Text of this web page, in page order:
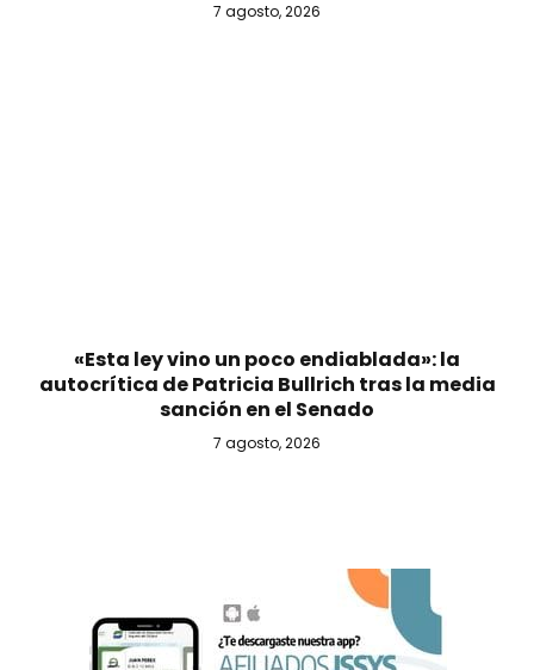
7 agosto, 2026
«Esta ley vino un poco endiablada»: la
autocrítica de Patricia Bullrich tras la media
sanción en el Senado
7 agosto, 2026